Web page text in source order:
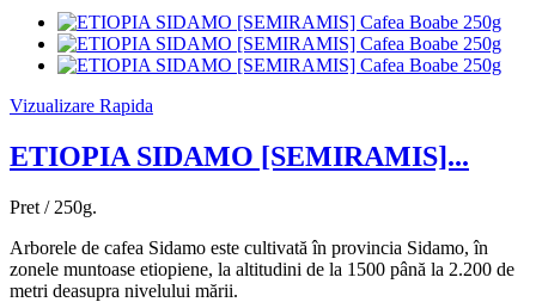
Vizualizare Rapida
ETIOPIA SIDAMO [SEMIRAMIS]...
Pret / 250g.
Arborele de cafea Sidamo este cultivată în provincia Sidamo, în
zonele muntoase etiopiene, la altitudini de la 1500 până la 2.200 de
metri deasupra nivelului mării.